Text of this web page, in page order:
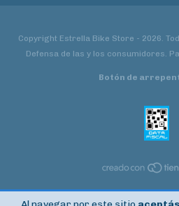
Copyright Estrella Bike Store - 2026.
Defensa de las y los consumidores.
Botón de